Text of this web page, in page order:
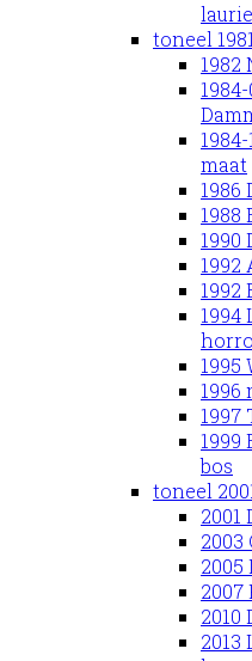
toneel
1982
maat
1986
1988
1990
1992
1992
1995
1996
1997
1999
bos
toneel
2001
2003
2007
2010